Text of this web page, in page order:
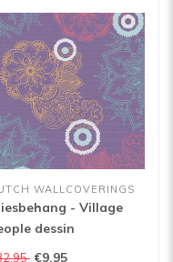
WALLCOVERINGS
- Village
dessin
groen - VP2105
€9,95